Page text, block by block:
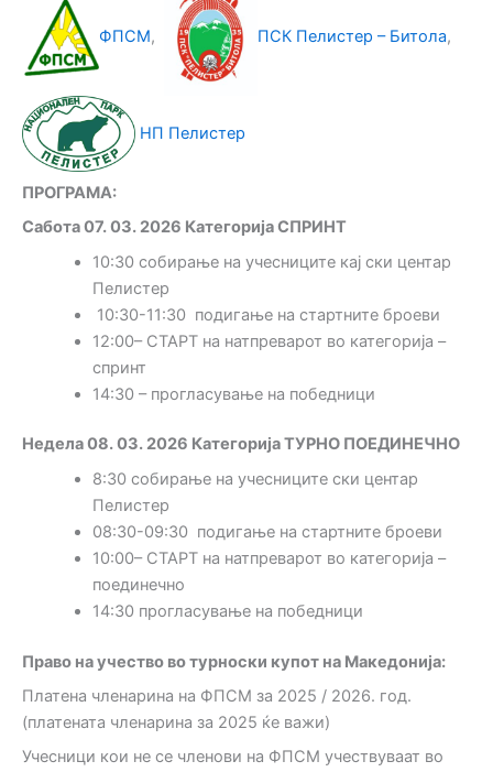
ФПСМ, ПСК Пелистер – Битола,
НП Пелистер
ПРОГРАМА:
Сабота 07. 03. 2026 Категорија СПРИНТ
10:30 собирање на учесниците кај ски центар
Пелистер
10:30-11:30 подигање на стартните броеви
12:00– СТАРТ на натпреварот во категорија –
спринт
14:30 – прогласување на победници
Недела 08. 03. 2026 Категорија ТУРНО ПОЕДИНЕЧНО
8:30 собирање на учесниците ски центар
Пелистер
08:30-09:30 подигање на стартните броеви
10:00– СТАРТ на натпреварот во категорија –
поединечно
14:30 прогласување на победници
Право на учество во турноски купот на Македонија:
Платена членарина на ФПСМ за 2025 / 2026. год.
(платената членарина за 2025 ќе важи)
Учесници кои не се членови на ФПСМ учествуваат во